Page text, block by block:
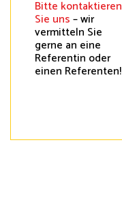
Bitte kontaktieren
Sie uns– wir
vermitteln Sie
gerne an eine
Referentin oder
einen Referenten!